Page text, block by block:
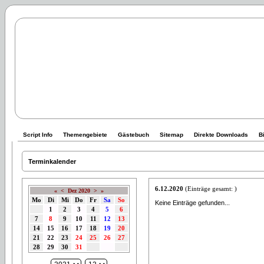
Script Info Themengebiete Gästebuch Sitemap Direkte Downloads
Terminkalender
« < Dez 2020 > »
Mo Di Mi Do Fr Sa
So
1
2 3 4 5
6
7
8 9 10 11 12
13
14
15 16 17 18 19
20
21
22 23 24 25 26
27
28
29 30 31
6.12.2020 (Einträge gesamt: )
Keine Einträge gefunden...